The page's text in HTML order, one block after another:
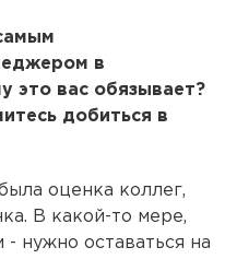
в
это вас обязывает?
добиться в
оценка коллег,
В какой-то мере,
нужно оставаться на